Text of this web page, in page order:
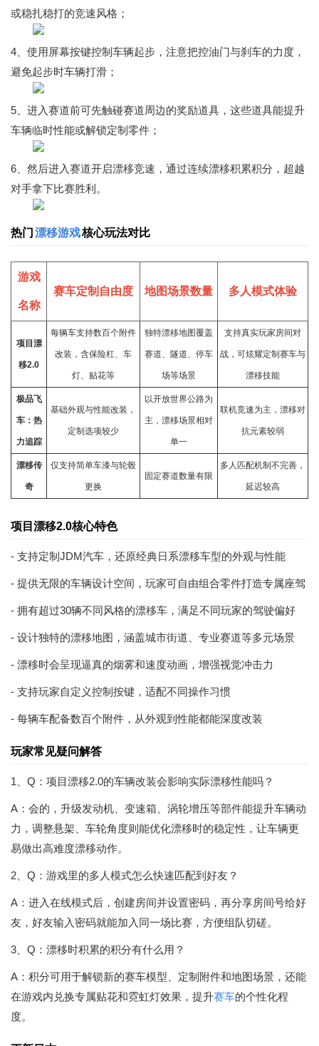
或稳扎稳打的竞速风格；
4、使用屏幕按键控制车辆起步，注意把控油门与刹车的力度，
避免起步时车辆打滑；
5、进入赛道前可先触碰赛道周边的奖励道具，这些道具能提升
车辆临时性能或解锁定制零件；
6、然后进入赛道开启漂移竞速，通过连续漂移积累积分，超越
对手拿下比赛胜利。
热门 漂移游戏核心玩法对比
游戏
名称
赛车定制自由度 地图场景数量 多人模式体验
项目漂
移2.0
每辆车支持数百个附件
改装，含保险杠、车
灯、贴花等
独特漂移地图覆盖
赛道、隧道、停车
场等场景
支持真实玩家房间对
战，可炫耀定制赛车与
漂移技能
极品飞
车：热
力追踪
基础外观与性能改装，
定制选项较少
以开放世界公路为
主，漂移场景相对
单一
联机竞速为主，漂移对
抗元素较弱
漂移传
奇
仅支持简单车漆与轮毂
更换
固定赛道数量有限
多人匹配机制不完善，
延迟较高
项目漂移2.0核心特色
- 支持定制JDM汽车，还原经典日系漂移车型的外观与性能
- 提供无限的车辆设计空间，玩家可自由组合零件打造专属座驾
- 拥有超过30辆不同风格的漂移车，满足不同玩家的驾驶偏好
- 设计独特的漂移地图，涵盖城市街道、专业赛道等多元场景
- 漂移时会呈现逼真的烟雾和速度动画，增强视觉冲击力
- 支持玩家自定义控制按键，适配不同操作习惯
- 每辆车配备数百个附件，从外观到性能都能深度改装
玩家常见疑问解答
1、Q：项目漂移2.0的车辆改装会影响实际漂移性能吗？
A：会的，升级发动机、变速箱、涡轮增压等部件能提升车辆动
力，调整悬架、车轮角度则能优化漂移时的稳定性，让车辆更
易做出高难度漂移动作。
2、Q：游戏里的多人模式怎么快速匹配到好友？
A：进入在线模式后，创建房间并设置密码，再分享房间号给好
友，好友输入密码就能加入同一场比赛，方便组队切磋。
3、Q：漂移时积累的积分有什么用？
A：积分可用于解锁新的赛车模型、定制附件和地图场景，还能
在游戏内兑换专属贴花和霓虹灯效果，提升赛车的个性化程
度。